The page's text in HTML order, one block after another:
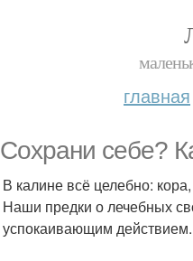
главная
Сохрани себе?
В калине всё целебно:
Наши предки о лечебных
успокаивающим действием.